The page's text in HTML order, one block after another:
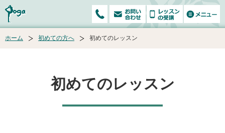
ホーム 初めての方へ 初めてのレッスン
初めてのレッスン